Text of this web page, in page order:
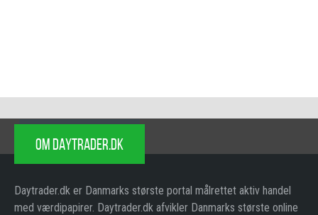
OM DAYTRADER.DK
Daytrader.dk er Danmarks største portal målrettet aktiv handel
med værdipapirer. Daytrader.dk afvikler Danmarks største online